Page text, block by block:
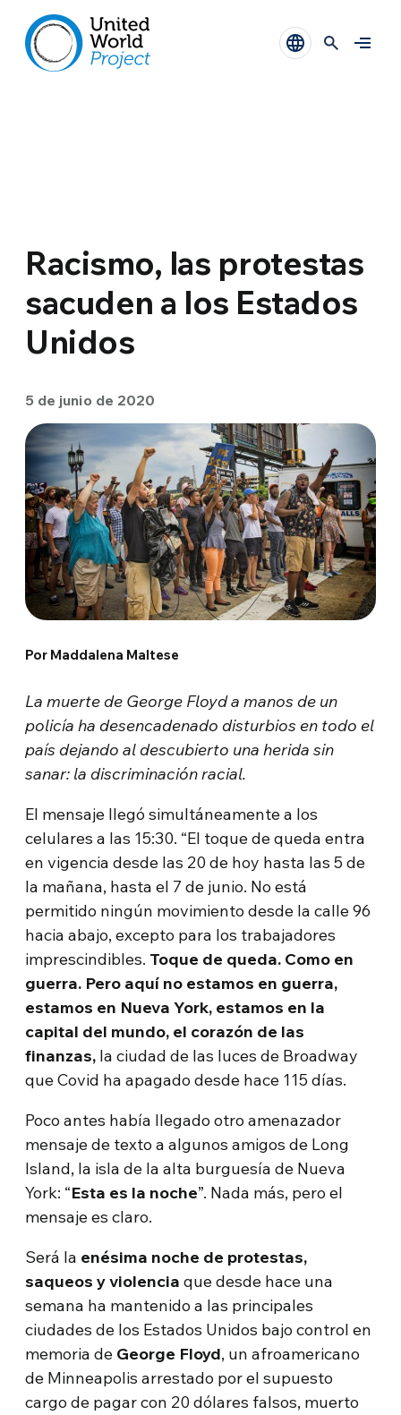
Racismo, las protestas
sacuden a los Estados
Unidos
5 de junio de 2020
Por Maddalena Maltese
La muerte de George Floyd a manos de un
policía ha desencadenado disturbios en todo el
país dejando al descubierto una herida sin
sanar: la discriminación racial.
El mensaje llegó simultáneamente a los
celulares a las 15:30. “El toque de queda entra
en vigencia desde las 20 de hoy hasta las 5 de
la mañana, hasta el 7 de junio. No está
permitido ningún movimiento desde la calle 96
hacia abajo, excepto para los trabajadores
imprescindibles. Toque de queda. Como en
guerra. Pero aquí no estamos en guerra,
estamos en Nueva York, estamos en la
capital del mundo, el corazón de las
finanzas, la ciudad de las luces de Broadway
que Covid ha apagado desde hace 115 días.
Poco antes había llegado otro amenazador
mensaje de texto a algunos amigos de Long
Island, la isla de la alta burguesía de Nueva
York: “Esta es la noche”. Nada más, pero el
mensaje es claro.
Será la enésima noche de protestas,
saqueos y violencia que desde hace una
semana ha mantenido a las principales
ciudades de los Estados Unidos bajo control en
memoria de George Floyd, un afroamericano
de Minneapolis arrestado por el supuesto
cargo de pagar con 20 dólares falsos, muerto